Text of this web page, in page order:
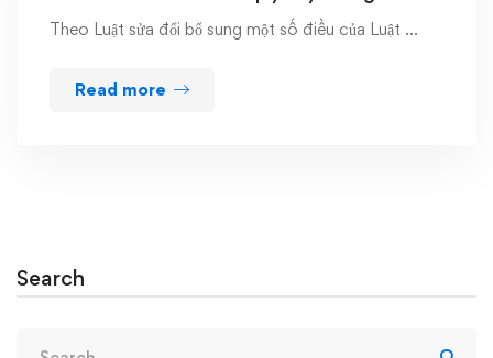
Theo Luật sửa đổi bổ sung một số điều của Luật …
Read more
Search